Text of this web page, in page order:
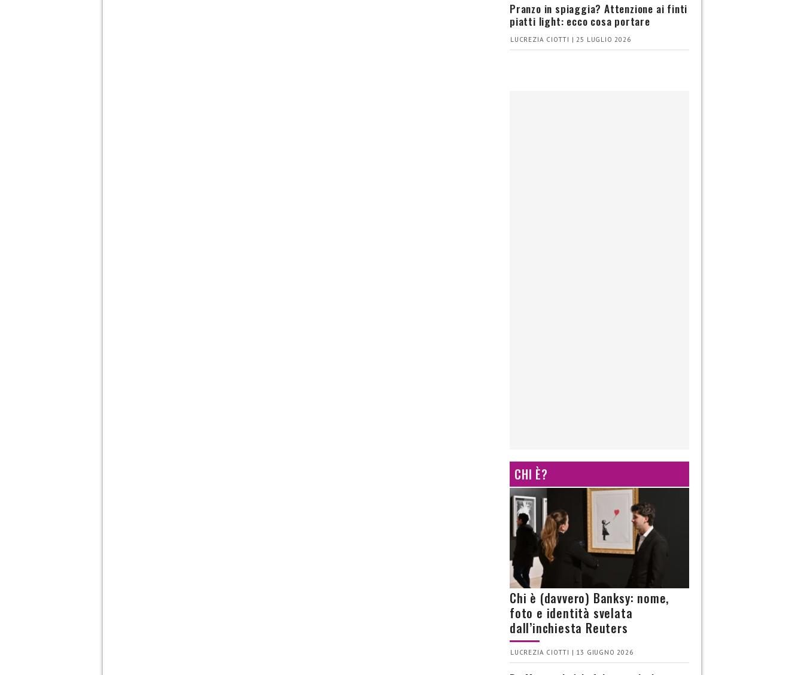
Pranzo in spiaggia? Attenzione ai finti
piatti light: ecco cosa portare
LUCREZIA CIOTTI | 25 LUGLIO 2026
CHI È?
Chi è (davvero) Banksy: nome,
foto e identità svelata
dall’inchiesta Reuters
LUCREZIA CIOTTI | 13 GIUGNO 2026